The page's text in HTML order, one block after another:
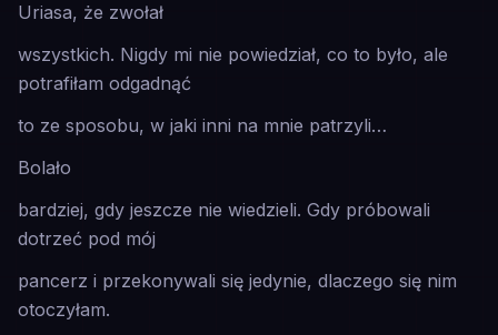
Uriasa, że zwołał
wszystkich. Nigdy mi nie powiedział, co to było, ale
potrafiłam odgadnąć
to ze sposobu, w jaki inni na mnie patrzyli…
Bolało
bardziej, gdy jeszcze nie wiedzieli. Gdy próbowali
dotrzeć pod mój
pancerz i przekonywali się jedynie, dlaczego się nim
otoczyłam.